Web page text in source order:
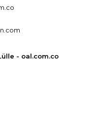
- oal.com.co